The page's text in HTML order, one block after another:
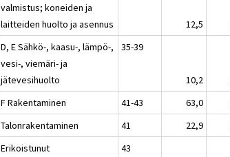
valmistus; koneiden ja
laitteiden huolto ja asennus
12,5
D, E Sähkö-, kaasu-, lämpö-,
vesi-, viemäri- ja
jätevesihuolto
35-39
10,2
F Rakentaminen
41-43 63,0
Talonrakentaminen
41 22,9
Erikoistunut
43